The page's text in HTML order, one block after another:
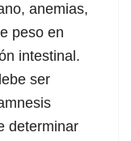
anemias,
peso en
intestinal.
ser
determinar